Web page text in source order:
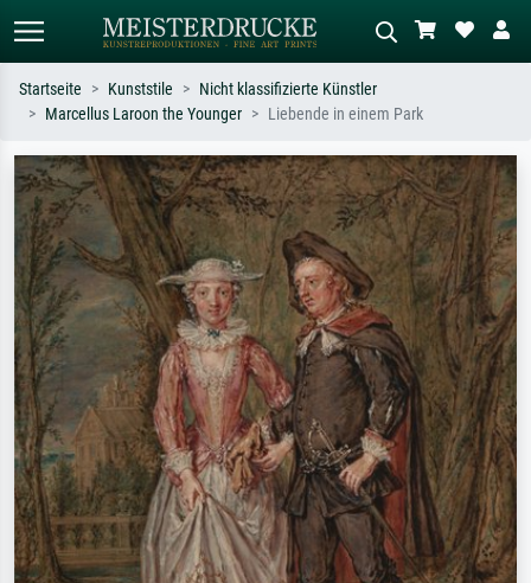
Suchen Sie nach Künstlern, Werktiteln
oder Stilen – z.B. Monet,
Sternennacht, Impressionismus, Welle
Hokusai, Akt.
Beschreiben Sie die Szene – z.B. Grüne
Wiese, Abstrakt mit viel Rot, Dunkles
Ölgemälde, Stehender Akt neben einem
Baum.
Startseite Kunststile
Nicht klassifizierte Künstler
Marcellus Laroon the Younger
Liebende in einem Park